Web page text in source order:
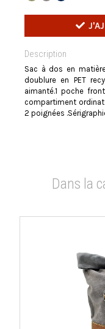
Description
Sac à dos en
doublure en PET
aimanté.1 poche
compartiment
2 poignées
Dans la